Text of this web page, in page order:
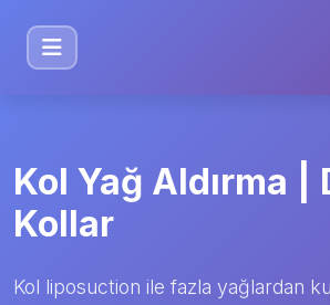
Kol Yağ Aldırma |
Kollar
Kol liposuction ile fazla yağlardan